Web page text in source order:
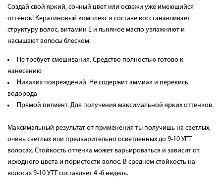
Создай свой яркий, сочный цвет или освежи уже имеющийся
оттенок! Кератиновый комплекс в составе восстанавливает
структуру волос, витамин Е и льняное масло увлажняют и
насыщают волосы блеском.
Не требует смешивания. Средство полностью готово к
нанесению
Никаких повреждений. Не содержит аммиак и перекись
водорода
Прямой пигмент. Для получения максимальной ярких оттенков.
Максимальный результат от применения ты получишь на светлых,
очень светлых или предварительно осветленных до 9-10 УГТ
волосах. Стойкость оттенка может варьироваться и зависит от
исходного цвета и пористости волос. В среднем стойкость на
волосах 9-10 УТГ составляет 4 -6 недель.